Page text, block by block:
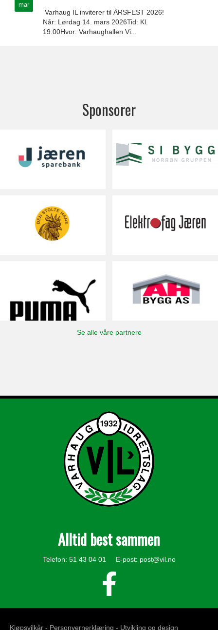
mar
Varhaug IL inviterer til ÅRSFEST 2026!
Når: Lørdag 14. mars 2026Tid: Kl.
19:00Hvor: Varhaughallen Vi...
Sponsorer
Se alle våre partnere
Alltid best sammen
Telefon: 51 43 04 01 E-post: post@vil.no
Kjøpsvilkår - Personvernerklæring - Utvikling og design